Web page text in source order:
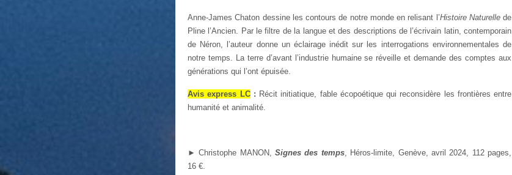
Anne-James Chaton dessine les contours de notre monde en relisant l’Histoire Naturellede
Pline l’Ancien. Par le filtre de la langue et des descriptions de l’écrivain latin, contemporain
de Néron, l’auteur donne un éclairage inédit sur les interrogations environnementales de
notre temps. La terre d’avant l’industrie humaine se réveille et demande des comptes aux
générations qui l’ont épuisée.
Avis express LC: Récit initiatique, fable écopoétique qui reconsidère les frontières entre
humanité et animalité.
►Christophe MANON,Signes des temps, Héros-limite, Genève, avril 2024, 112 pages,
16 €.